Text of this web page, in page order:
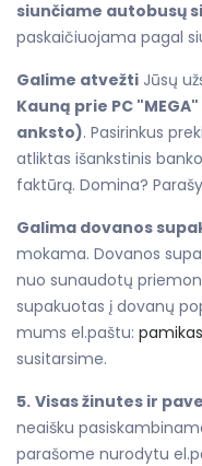
siunčiame autobusų
paskaičiuojama pagal
Galime atvežti Jūsų
Kauną prie PC
anksto). Pasirinkus
atliktas išankstinis
faktūrą. Domina?
Galima dovanos
mokama. Dovanos
nuo sunaudotų
supakuotas į dovanų
mums el.paštu:
susitarsime.
5. Visas žinutes ir
neaišku
parašome nurodytu